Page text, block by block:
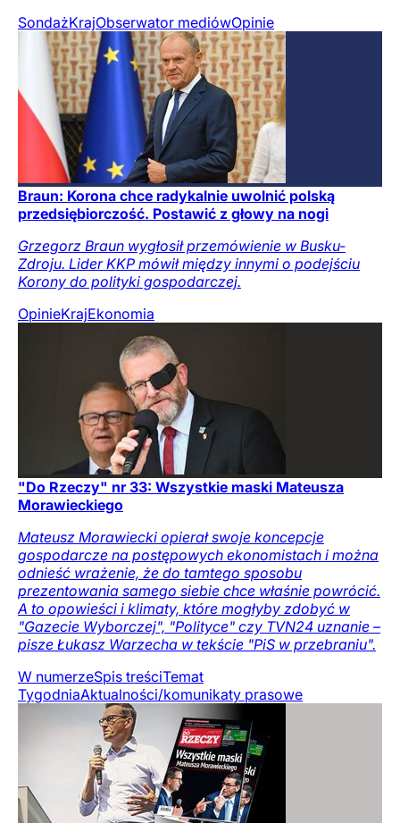
SondażKrajObserwator mediówOpinie
Braun: Korona chce radykalnie uwolnić polską
przedsiębiorczość. Postawić z głowy na nogi
Grzegorz Braun wygłosił przemówienie w Busku-
Zdroju. Lider KKP mówił między innymi o podejściu
Korony do polityki gospodarczej.
OpinieKrajEkonomia
"Do Rzeczy" nr 33: Wszystkie maski Mateusza
Morawieckiego
Mateusz Morawiecki opierał swoje koncepcje
gospodarcze na postępowych ekonomistach i można
odnieść wrażenie, że do tamtego sposobu
prezentowania samego siebie chce właśnie powrócić.
A to opowieści i klimaty, które mogłyby zdobyć w
"Gazecie Wyborczej", "Polityce" czy TVN24 uznanie –
pisze Łukasz Warzecha w tekście "PiS w przebraniu".
W numerzeSpis treściTemat
TygodniaAktualności/komunikaty prasowe